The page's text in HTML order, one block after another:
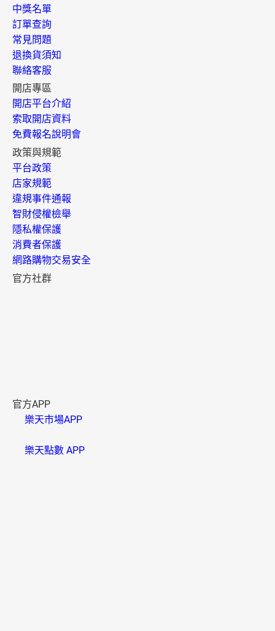
中獎名單
訂單查詢
常見問題
退換貨須知
聯絡客服
開店專區
開店平台介紹
索取開店資料
免費報名說明會
政策與規範
平台政策
店家規範
違規事件通報
智財侵權檢舉
隱私權保護
消費者保護
網路購物交易安全
官方社群
官方APP
樂天市場APP
樂天點數 APP